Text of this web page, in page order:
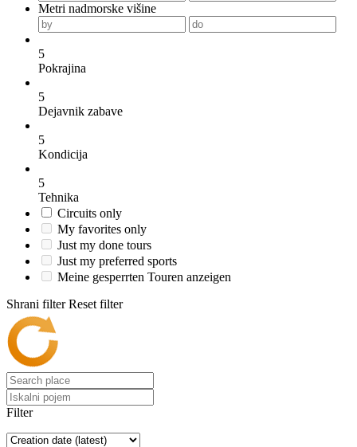
Metri nadmorske višine
5
Pokrajina
5
Dejavnik zabave
5
Kondicija
5
Tehnika
Circuits only
My favorites only
Just my done tours
Just my preferred sports
Meine gesperrten Touren anzeigen
Shrani filter Reset filter
Filter